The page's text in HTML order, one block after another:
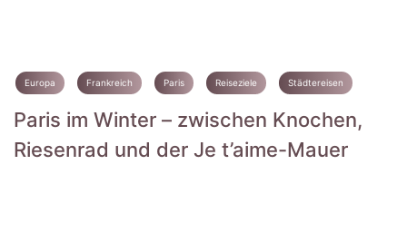
Europa Frankreich Paris Reiseziele Städtereisen
Paris im Winter – zwischen Knochen,
Riesenrad und der Je t’aime-Mauer